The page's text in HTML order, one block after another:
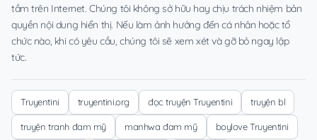
tầm trên Internet. Chúng tôi không sở hữu hay chịu trách nhiệm bản
quyền nội dung hiển thị. Nếu làm ảnh hưởng đến cá nhân hoặc tổ
chức nào, khi có yêu cầu, chúng tôi sẽ xem xét và gỡ bỏ ngay lập
tức.
Truyentini truyentini.org đọc truyện Truyentini truyện bl
truyện tranh đam mỹ manhwa đam mỹ boylove Truyentini